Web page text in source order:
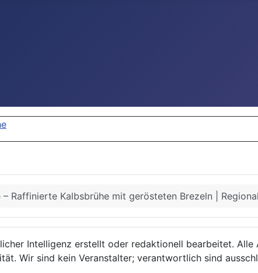
Raffinierte Kalbsbrühe mit gerösteten Brezeln |
Intelligenz erstellt oder redaktionell bearbeitet. Alle
Wir sind kein Veranstalter; verantwortlich sind